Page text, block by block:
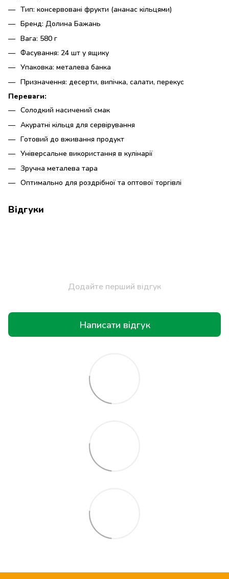
Тип: консервовані фрукти (ананас кільцями)
Бренд: Долина Бажань
Вага: 580 г
Фасування: 24 шт у ящику
Упаковка: металева банка
Призначення: десерти, випічка, салати, перекус
Переваги:
Солодкий насичений смак
Акуратні кільця для сервірування
Готовий до вживання продукт
Універсальне використання в кулінарії
Зручна металева тара
Оптимально для роздрібної та оптової торгівлі
Відгуки
Додайте перший відгук
Написати відгук